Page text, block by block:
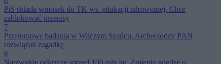
PiS składa wniosek do TK ws. edukacji zdrowotnej. Chce
zablokować przepisy
7
Przełomowe badania w Wilczym Szańcu. Archeolodzy PAN
rozwiązali zagadkę
8
Niezwykłe odkrycie sprzed 100 mln lat. Zmienia wiedzę o